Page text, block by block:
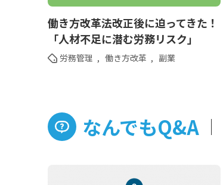
働き方改革法改正後に迫ってきた！
「人材不足に潜む労務リスク」
労務管理 , 働き方改革 , 副業
なんでもQ&A